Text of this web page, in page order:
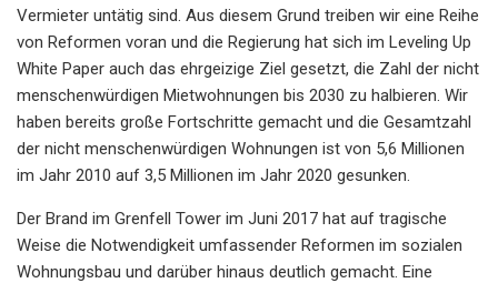
Vermieter untätig sind. Aus diesem Grund treiben wir eine Reihe
von Reformen voran und die Regierung hat sich im Leveling Up
White Paper auch das ehrgeizige Ziel gesetzt, die Zahl der nicht
menschenwürdigen Mietwohnungen bis 2030 zu halbieren. Wir
haben bereits große Fortschritte gemacht und die Gesamtzahl
der nicht menschenwürdigen Wohnungen ist von 5,6 Millionen
im Jahr 2010 auf 3,5 Millionen im Jahr 2020 gesunken.
Der Brand im Grenfell Tower im Juni 2017 hat auf tragische
Weise die Notwendigkeit umfassender Reformen im sozialen
Wohnungsbau und darüber hinaus deutlich gemacht. Eine